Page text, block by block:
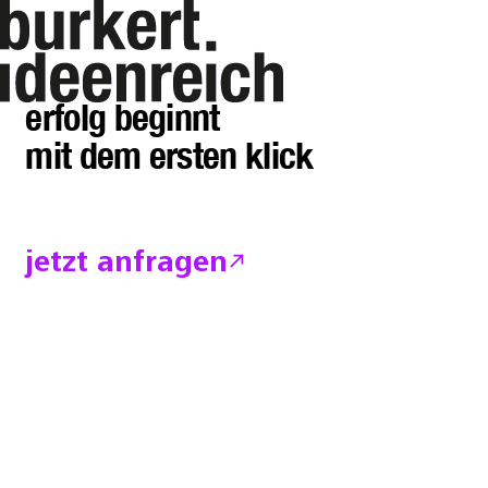
erfolg beginnt
mit dem ersten klick
jetzt anfragen
ideenreich
werden